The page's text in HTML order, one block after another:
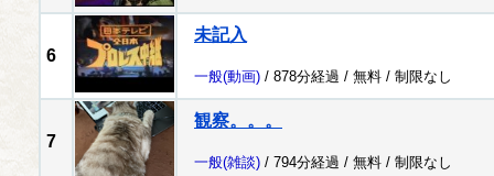
6
未記入
一般(動画) / 878分経過 / 無料 / 制限なし
7
観察。。。
一般(雑談) / 794分経過 / 無料 / 制限なし